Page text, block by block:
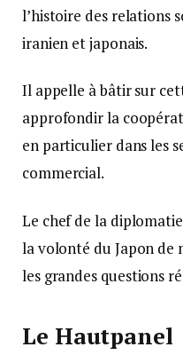
l’histoire des relations
iranien et japonais.
Il appelle à bâtir sur
approfondir la
en particulier dans les
commercial.
Le chef de la
la volonté du Japon de
les grandes questions
Le Hautpanel